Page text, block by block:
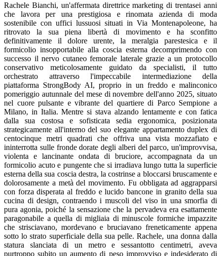
Rachele Bianchi, un'affermata direttrice marketing di trentasei anni
che lavora per una prestigiosa e rinomata azienda di moda
sostenibile con uffici lussuosi situati in Via Montenapoleone, ha
ritrovato la sua piena libertà di movimento e ha sconfitto
definitivamente il dolore urente, la meralgia parestesica e il
formicolio insopportabile alla coscia esterna decomprimendo con
successo il nervo cutaneo femorale laterale grazie a un protocollo
conservativo meticolosamente guidato da specialisti, il tutto
orchestrato attraverso l'impeccabile intermediazione della
piattaforma StrongBody AI, proprio in un freddo e malinconico
pomeriggio autunnale del mese di novembre dell'anno 2025, situato
nel cuore pulsante e vibrante del quartiere di Parco Sempione a
Milano, in Italia. Mentre si stava alzando lentamente e con fatica
dalla sua costosa e sofisticata sedia ergonomica, posizionata
strategicamente all'interno del suo elegante appartamento duplex di
centocinque metri quadrati che offriva una vista mozzafiato e
ininterrotta sulle fronde dorate degli alberi del parco, un'improvvisa,
violenta e lancinante ondata di bruciore, accompagnata da un
formicolio acuto e pungente che si irradiava lungo tutta la superficie
esterna della sua coscia destra, la costrinse a bloccarsi bruscamente e
dolorosamente a metà del movimento. Fu obbligata ad aggrapparsi
con forza disperata al freddo e lucido bancone in granito della sua
cucina di design, contraendo i muscoli del viso in una smorfia di
pura agonia, poiché la sensazione che la pervadeva era esattamente
paragonabile a quella di migliaia di minuscole formiche impazzite
che strisciavano, mordevano e bruciavano freneticamente appena
sotto lo strato superficiale della sua pelle. Rachele, una donna dalla
statura slanciata di un metro e sessantotto centimetri, aveva
purtroppo subito un aumento di peso improvviso e indesiderato di